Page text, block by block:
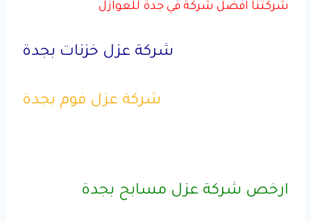
شركتنا افضل شركة في جدة للعوازل
شركة عزل خزنات بجدة
شركة عزل فوم بجدة
ارخص شركة عزل مسابح بجدة